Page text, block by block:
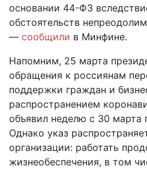
основании 44-ФЗ
обстоятельств
— сообщили в Минфине.
Напомним, 25 марта
обращения к россиянам
поддержки граждан и
распространением
объявил неделю с 30 марта
Однако указ
организации: работать
жизнеобеспечения, в том